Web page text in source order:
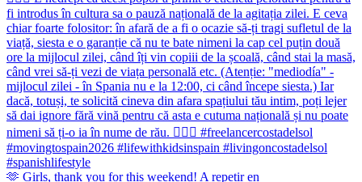
🫶 Girls, thank you for this weekend! A repetir en